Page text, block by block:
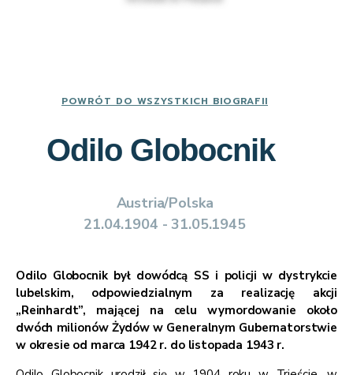
POWRÓT DO WSZYSTKICH BIOGRAFII
Odilo Globocnik
Austria/Polska
21.04.1904 - 31.05.1945
Odilo Globocnik był dowódcą SS i policji w dystrykcie
lubelskim, odpowiedzialnym za realizację akcji
„Reinhardt”, mającej na celu wymordowanie około
dwóch milionów Żydów w Generalnym Gubernatorstwie
w okresie od marca 1942 r. do listopada 1943 r.